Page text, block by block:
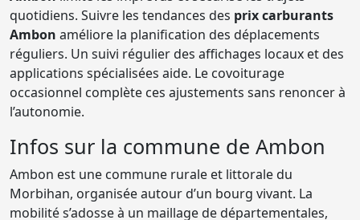
quotidiens. Suivre les tendances des prix carburants
Ambon améliore la planification des déplacements
réguliers. Un suivi régulier des affichages locaux et des
applications spécialisées aide. Le covoiturage
occasionnel complète ces ajustements sans renoncer à
l’autonomie.
Infos sur la commune de Ambon
Ambon est une commune rurale et littorale du
Morbihan, organisée autour d’un bourg vivant. La
mobilité s’adosse à un maillage de départementales,